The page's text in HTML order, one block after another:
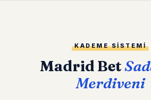
KADEME SISTEMI
Madrid Bet
Merdiveni